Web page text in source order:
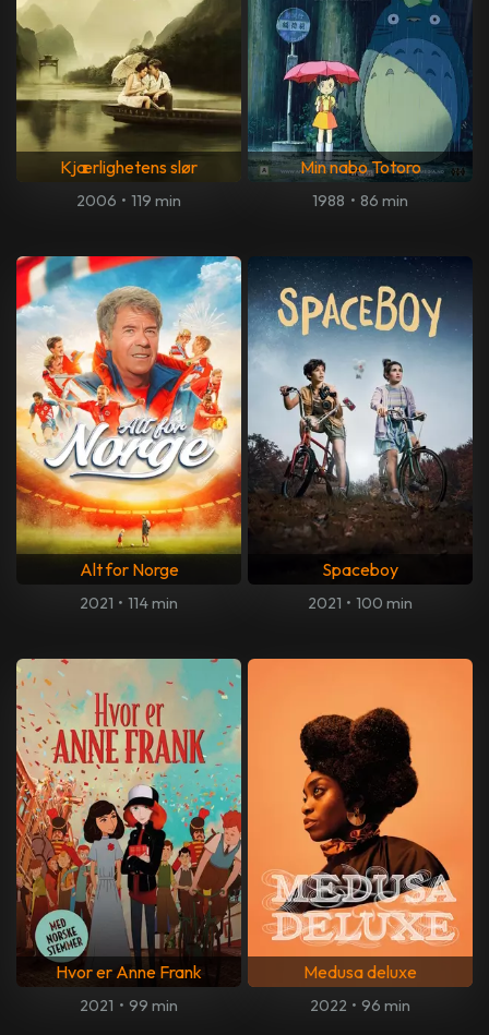
Kjærlighetens slør
2006 • 119 min
Min nabo Totoro
1988 • 86 min
Alt for Norge
2021 • 114 min
Spaceboy
2021 • 100 min
Hvor er Anne Frank
2021 • 99 min
Medusa deluxe
2022 • 96 min